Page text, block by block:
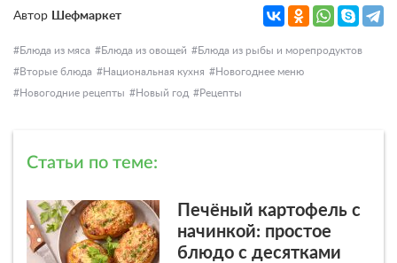
Автор Шефмаркет
Блюда из мяса Блюда из овощей
Блюда из рыбы и морепродуктов
Вторые блюда
Национальная кухня
Новогоднее меню
Новогодние рецепты
Новый год Рецепты
Статьи по теме:
Печёный картофель с
начинкой: простое
блюдо с десятками